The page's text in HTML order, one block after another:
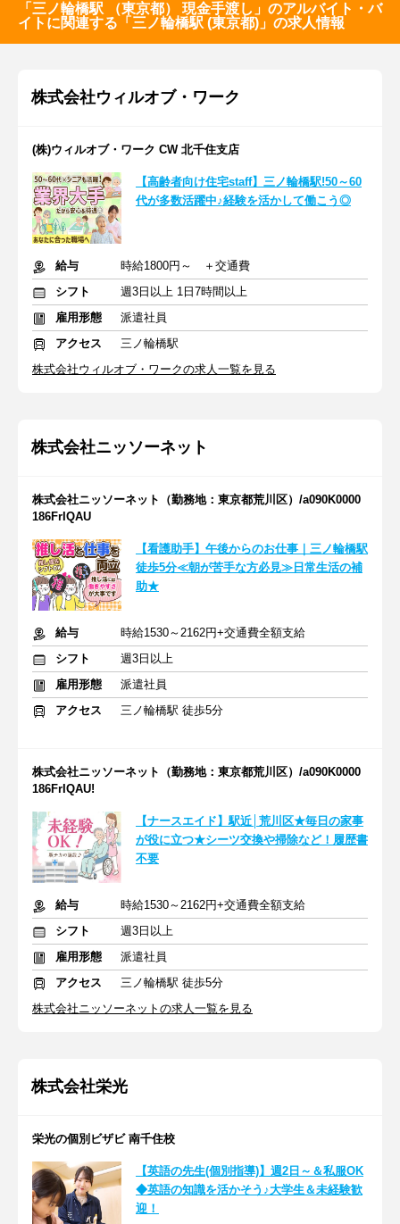
「三ノ輪橋駅 （東京都） 現金手渡し」のアルバイト・バ
イトに関連する「三ノ輪橋駅 (東京都)」の求人情報
株式会社ウィルオブ・ワーク
(株)ウィルオブ・ワーク CW 北千住支店
【高齢者向け住宅staff】三ノ輪橋駅!50～60
代が多数活躍中♪経験を活かして働こう◎
給与
時給1800円～ ＋交通費
シフト
週3日以上 1日7時間以上
雇用形態
派遣社員
アクセス
三ノ輪橋駅
株式会社ウィルオブ・ワークの求人一覧を見る
株式会社ニッソーネット
株式会社ニッソーネット（勤務地：東京都荒川区）/a090K0000
186FrIQAU
【看護助手】午後からのお仕事｜三ノ輪橋駅
徒歩5分≪朝が苦手な方必見≫日常生活の補
助★
給与
時給1530～2162円+交通費全額支給
シフト
週3日以上
雇用形態
派遣社員
アクセス
三ノ輪橋駅 徒歩5分
株式会社ニッソーネット（勤務地：東京都荒川区）/a090K0000
186FrIQAU!
【ナースエイド】駅近│荒川区★毎日の家事
が役に立つ★シーツ交換や掃除など！履歴書
不要
給与
時給1530～2162円+交通費全額支給
シフト
週3日以上
雇用形態
派遣社員
アクセス
三ノ輪橋駅 徒歩5分
株式会社ニッソーネットの求人一覧を見る
株式会社栄光
栄光の個別ビザビ 南千住校
【英語の先生(個別指導)】週2日～＆私服OK
◆英語の知識を活かそう♪大学生＆未経験歓
迎！